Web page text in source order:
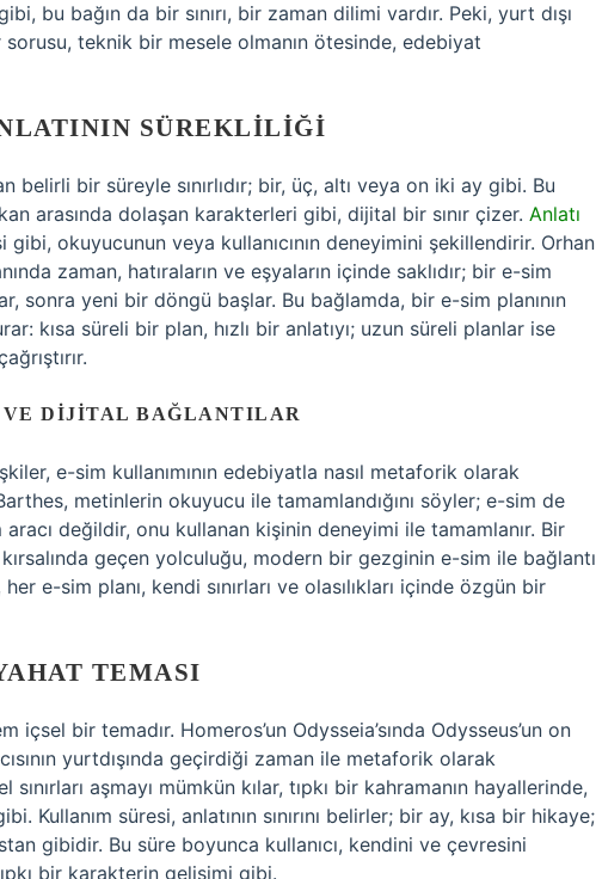
bu bağın da bir sınırı, bir zaman dilimi vardır. Peki, yurt dışı
teknik bir mesele olmanın ötesinde, edebiyat
SÜREKLILIĞI
belirli bir süreyle sınırlıdır; bir, üç, altı veya on iki ay gibi. Bu
arasında dolaşan karakterleri gibi, dijital bir sınır çizer. Anlatı
gibi, okuyucunun veya kullanıcının deneyimini şekillendirir. Orhan
zaman, hatıraların ve eşyaların içinde saklıdır; bir e-sim
sonra yeni bir döngü başlar. Bu bağlamda, bir e-sim planının
kısa süreli bir plan, hızlı bir anlatıyı; uzun süreli planlar ise
DIJITAL BAĞLANTILAR
e-sim kullanımının edebiyatla nasıl metaforik olarak
metinlerin okuyucu ile tamamlandığını söyler; e-sim de
değildir, onu kullanan kişinin deneyimi ile tamamlanır. Bir
geçen yolculuğu, modern bir gezginin e-sim ile bağlantı
e-sim planı, kendi sınırları ve olasılıkları içinde özgün bir
TEMASI
bir temadır. Homeros’un Odysseia’sında Odysseus’un on
yurtdışında geçirdiği zaman ile metaforik olarak
aşmayı mümkün kılar, tıpkı bir kahramanın hayallerinde,
Kullanım süresi, anlatının sınırını belirler; bir ay, kısa bir hikaye;
gibidir. Bu süre boyunca kullanıcı, kendini ve çevresini
bir karakterin gelişimi gibi.